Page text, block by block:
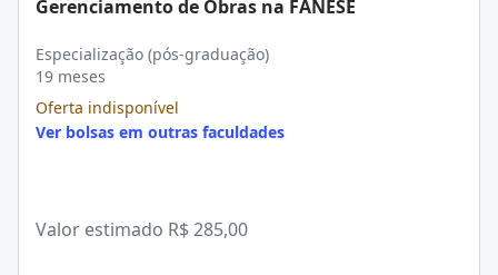
Gerenciamento de Obras na FANESE
Especialização (pós-graduação)
19 meses
Oferta indisponível
Ver bolsas em outras faculdades
Valor estimado R$ 285,00